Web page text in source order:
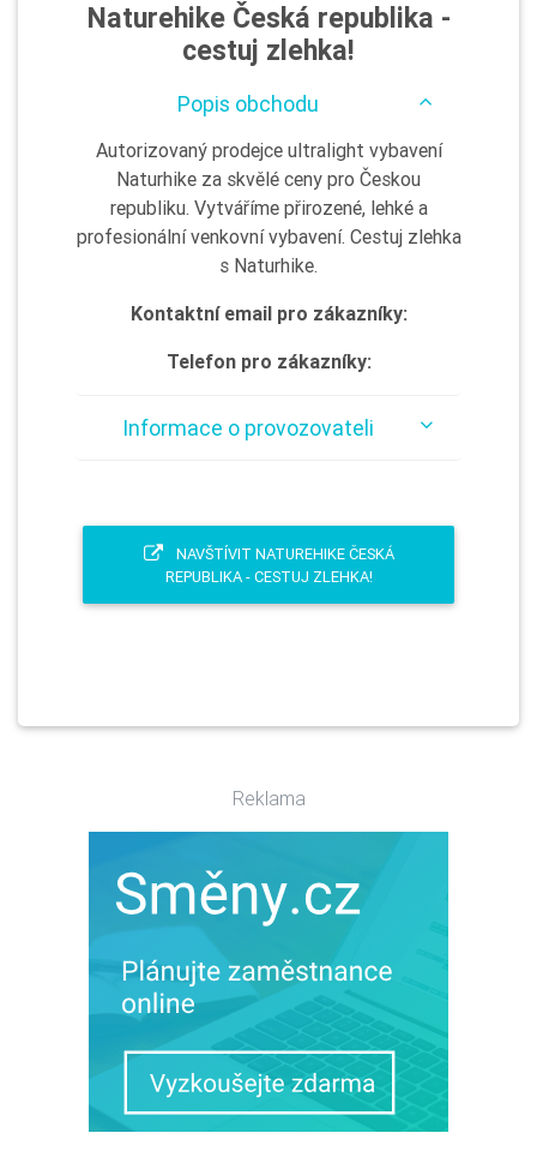
Naturehike Česká republika -
cestuj zlehka!
Popis obchodu
Autorizovaný prodejce ultralight vybavení
Naturhike za skvělé ceny pro Českou
republiku. Vytváříme přirozené, lehké a
profesionální venkovní vybavení. Cestuj zlehka
s Naturhike.
Kontaktní email pro zákazníky:
Telefon pro zákazníky:
Informace o provozovateli
NAVŠTÍVIT NATUREHIKE ČESKÁ
REPUBLIKA - CESTUJ ZLEHKA!
Reklama